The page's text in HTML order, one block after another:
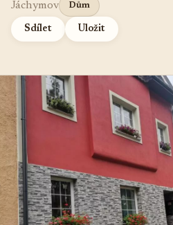
Jáchymov Dům
Sdílet Uložit